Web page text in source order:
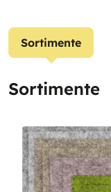
Sortimente
Sortimente